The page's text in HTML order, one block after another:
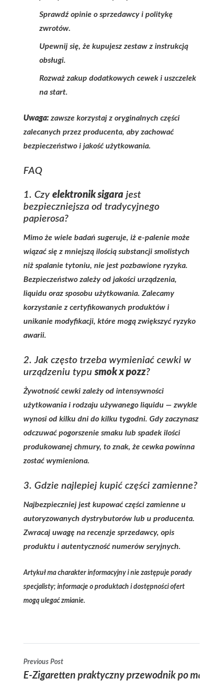
Sprawdź opinie o sprzedawcy i politykę
zwrotów.
Upewnij się, że kupujesz zestaw z instrukcją
obsługi.
Rozważ zakup dodatkowych cewek i uszczelek
na start.
Uwaga: zawsze korzystaj z oryginalnych części
zalecanych przez producenta, aby zachować
bezpieczeństwo i jakość użytkowania.
FAQ
1. Czy elektronik sigara jest
bezpieczniejsza od tradycyjnego
papierosa?
Mimo że wiele badań sugeruje, iż e‑palenie może
wiązać się z mniejszą ilością substancji smolistych
niż spalanie tytoniu, nie jest pozbawione ryzyka.
Bezpieczeństwo zależy od jakości urządzenia,
liquidu oraz sposobu użytkowania. Zalecamy
korzystanie z certyfikowanych produktów i
unikanie modyfikacji, które mogą zwiększyć ryzyko
awarii.
2. Jak często trzeba wymieniać cewki w
urządzeniu typusmok x pozz?
Żywotność cewki zależy od intensywności
użytkowania i rodzaju używanego liquidu — zwykle
wynosi od kilku dni do kilku tygodni. Gdy zaczynasz
odczuwać pogorszenie smaku lub spadek ilości
produkowanej chmury, to znak, że cewka powinna
zostać wymieniona.
3. Gdzie najlepiej kupić części zamienne?
Najbezpieczniej jest kupować części zamienne u
autoryzowanych dystrybutorów lub u producenta.
Zwracaj uwagę na recenzje sprzedawcy, opis
produktu i autentyczność numerów seryjnych.
Artykuł ma charakter informacyjny i nie zastępuje porady
specjalisty; informacje o produktach i dostępności ofert
mogą ulegać zmianie.
Previous Post
E-Zigaretten praktyczny przewodnik po mag